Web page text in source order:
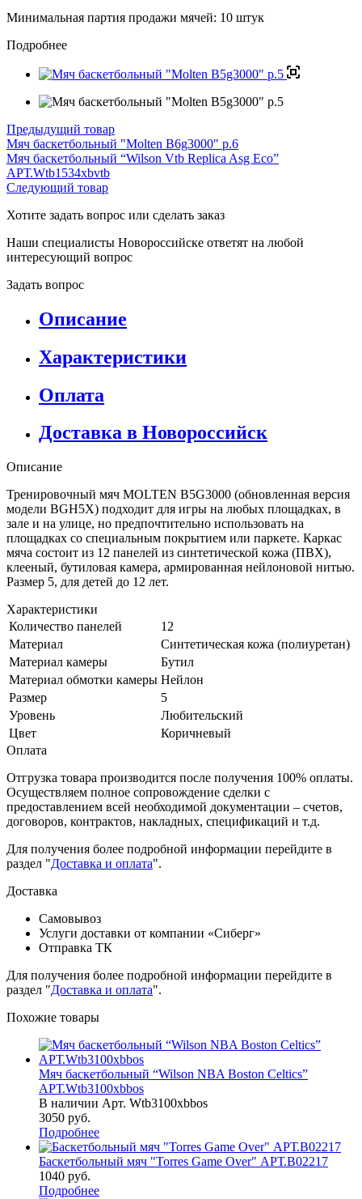
Минимальная партия продажи мячей: 10 штук
Подробнее
Предыдущий товар
Мяч баскетбольный "Molten B6g3000" р.6
Мяч баскетбольный “Wilson Vtb Replica Asg Eco”
АРТ.Wtb1534xbvtb
Следующий товар
Хотите задать вопрос или сделать заказ
Наши специалисты Новороссийске ответят на любой
интересующий вопрос
Задать вопрос
Описание
Характеристики
Оплата
Доставка в Новороссийск
Описание
Тренировочный мяч MOLTEN B5G3000 (обновленная версия
модели BGH5X) подходит для игры на любых площадках, в
зале и на улице, но предпочтительно использовать на
площадках со специальным покрытием или паркете. Каркас
мяча состоит из 12 панелей из синтетической кожа (ПВХ),
клееный, бутиловая камера, армированная нейлоновой нитью.
Размер 5, для детей до 12 лет.
Характеристики
Количество панелей
12
Материал
Синтетическая кожа (полиуретан)
Материал камеры
Бутил
Материал обмотки камеры Нейлон
Размер
5
Уровень
Любительский
Цвет
Коричневый
Оплата
Отгрузка товара производится после получения 100% оплаты.
Осуществляем полное сопровождение сделки с
предоставлением всей необходимой документации – счетов,
договоров, контрактов, накладных, спецификаций и т.д.
Для получения более подробной информации перейдите в
раздел "Доставка и оплата".
Доставка
Самовывоз
Услуги доставки от компании «Сиберг»
Отправка ТК
Для получения более подробной информации перейдите в
раздел "Доставка и оплата".
Похожие товары
Мяч баскетбольный “Wilson NBA Boston Celtics”
АРТ.Wtb3100xbbos
В наличии Арт. Wtb3100xbbos
3050 руб.
Подробнее
Баскетбольный мяч "Torres Game Over" АРТ.B02217
1040 руб.
Подробнее